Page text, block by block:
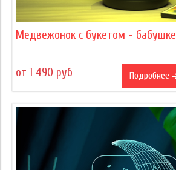
Медвежонок с букетом - бабушке
от 1 490 руб Подробнее